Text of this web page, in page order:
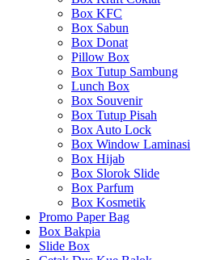
Box KFC
Box Sabun
Box Donat
Pillow Box
Box Tutup Sambung
Lunch Box
Box Souvenir
Box Tutup Pisah
Box Auto Lock
Box Window Laminasi
Box Hijab
Box Slorok Slide
Box Parfum
Box Kosmetik
Promo Paper Bag
Box Bakpia
Slide Box